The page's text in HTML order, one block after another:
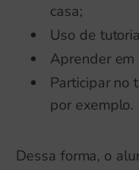
casa;
Uso de
Aprender em
Participar no
por exemplo.
Dessa forma, o